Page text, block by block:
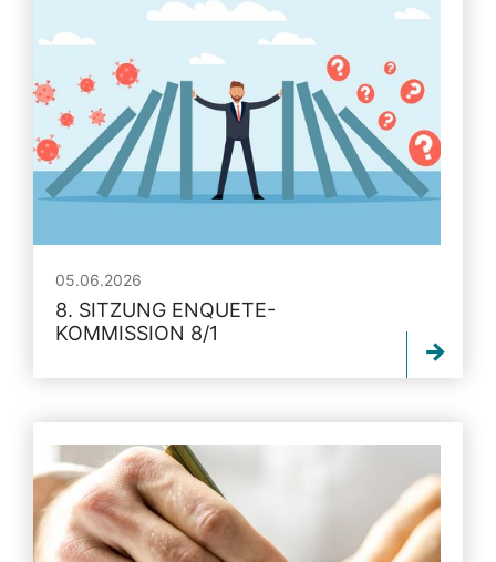
05.06.2026
8. SITZUNG ENQUETE-
KOMMISSION 8/1